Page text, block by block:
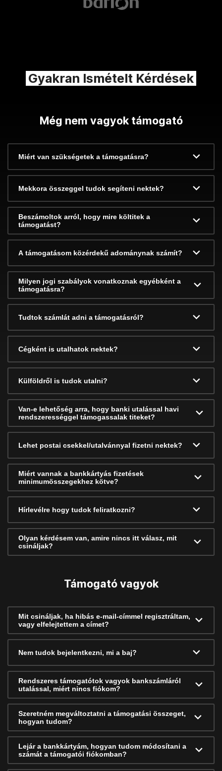
Gyakran Ismételt Kérdések
Még nem vagyok támogató
Miért van szükségetek a támogatásra?
Mekkora összeggel tudok segíteni nektek?
Beszámoltok arról, hogy mire költitek a
támogatást?
A támogatásom közérdekű adománynak számít?
Milyen jogi szabályok vonatkoznak egyébként a
támogatásra?
Tudtok számlát adni a támogatásról?
Cégként is utalhatok nektek?
Külföldről is tudok utalni?
Van-e lehetőség arra, hogy banki utalással havi
rendszerességgel támogassalak titeket?
Lehet postai csekkel/utalvánnyal fizetni nektek?
Miért vannak a bankkártyás fizetések
minimumösszegekhez kötve?
Hírlevélre hogy tudok feliratkozni?
Olyan kérdésem van, amire nincs itt válasz, mit
csináljak?
Támogató vagyok
Mit csináljak, ha hibás e-mail-címmel regisztráltam,
vagy elfelejtettem a címet?
Nem tudok bejelentkezni, mi a baj?
Rendszeres támogatótok vagyok bankszámláról
utalással, miért nincs fiókom?
Szeretném megváltoztatni a támogatási összeget,
hogyan tudom?
Lejár a bankkártyám, hogyan tudom módosítani a
számát a támogatói fiókomban?